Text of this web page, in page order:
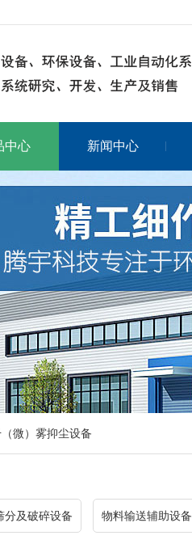
中心 新闻中心
微）雾抑尘设备
分及破碎设备 物料输送辅助设备